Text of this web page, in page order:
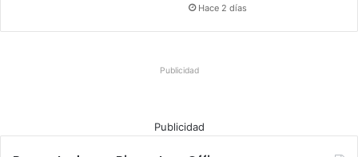
Hace 2 días
Publicidad
Publicidad